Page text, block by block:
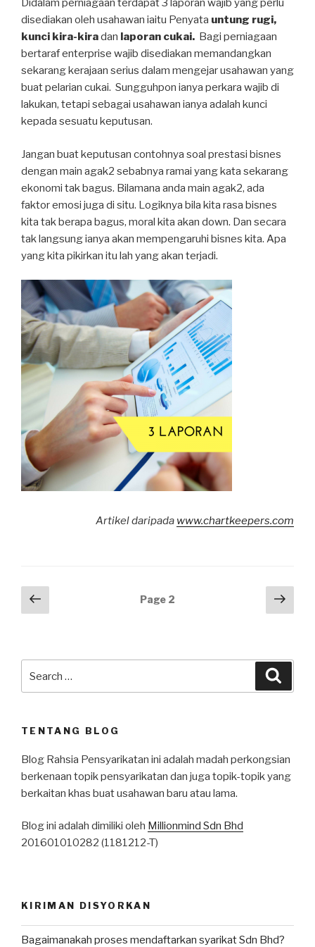
Didalam perniagaan terdapat 3 laporan wajib yang perlu
disediakan oleh usahawan iaitu Penyata untung rugi,
kunci kira-kiradan laporan cukai. Bagi perniagaan
bertaraf enterprise wajib disediakan memandangkan
sekarang kerajaan serius dalam mengejar usahawan yang
buat pelarian cukai. Sungguhpon ianya perkara wajib di
lakukan, tetapi sebagai usahawan ianya adalah kunci
kepada sesuatu keputusan.
Jangan buat keputusan contohnya soal prestasi bisnes
dengan main agak2 sebabnya ramai yang kata sekarang
ekonomi tak bagus. Bilamana anda main agak2, ada
faktor emosi juga di situ. Logiknya bila kita rasa bisnes
kita tak berapa bagus, moral kita akan down. Dan secara
tak langsung ianya akan mempengaruhi bisnes kita. Apa
yang kita pikirkan itu lah yang akan terjadi.
Artikel daripada www.chartkeepers.com
Posts
navigation
page
Page 2
Next
TENTANG BLOG
Blog Rahsia Pensyarikatan ini adalah madah perkongsian
berkenaan topik pensyarikatan dan juga topik-topik yang
berkaitan khas buat usahawan baru atau lama.
Blog ini adalah dimiliki oleh Millionmind Sdn Bhd
201601010282 (1181212-T)
KIRIMAN DISYORKAN
Bagaimanakah proses mendaftarkan syarikat Sdn Bhd?